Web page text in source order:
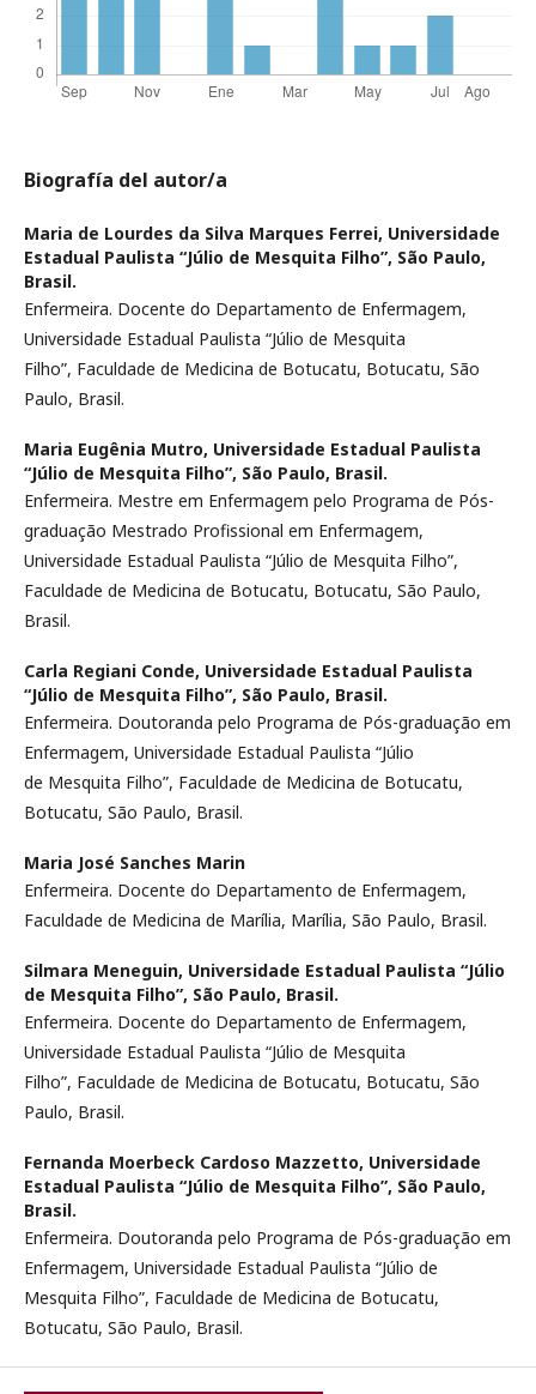
Biografía del autor/a
Maria de Lourdes da Silva Marques Ferrei, Universidade
Estadual Paulista “Júlio de Mesquita Filho”, São Paulo,
Brasil.
Enfermeira. Docente do Departamento de Enfermagem,
Universidade Estadual Paulista “Júlio de Mesquita
Filho”, Faculdade de Medicina de Botucatu, Botucatu, São
Paulo, Brasil.
Maria Eugênia Mutro, Universidade Estadual Paulista
“Júlio de Mesquita Filho”, São Paulo, Brasil.
Enfermeira. Mestre em Enfermagem pelo Programa de Pós-
graduação Mestrado Profissional em Enfermagem,
Universidade Estadual Paulista “Júlio de Mesquita Filho”,
Faculdade de Medicina de Botucatu, Botucatu, São Paulo,
Brasil.
Carla Regiani Conde, Universidade Estadual Paulista
“Júlio de Mesquita Filho”, São Paulo, Brasil.
Enfermeira. Doutoranda pelo Programa de Pós-graduação em
Enfermagem, Universidade Estadual Paulista “Júlio
de Mesquita Filho”, Faculdade de Medicina de Botucatu,
Botucatu, São Paulo, Brasil.
Maria José Sanches Marin
Enfermeira. Docente do Departamento de Enfermagem,
Faculdade de Medicina de Marília, Marília, São Paulo, Brasil.
Silmara Meneguin, Universidade Estadual Paulista “Júlio
de Mesquita Filho”, São Paulo, Brasil.
Enfermeira. Docente do Departamento de Enfermagem,
Universidade Estadual Paulista “Júlio de Mesquita
Filho”, Faculdade de Medicina de Botucatu, Botucatu, São
Paulo, Brasil.
Fernanda Moerbeck Cardoso Mazzetto, Universidade
Estadual Paulista “Júlio de Mesquita Filho”, São Paulo,
Brasil.
Enfermeira. Doutoranda pelo Programa de Pós-graduação em
Enfermagem, Universidade Estadual Paulista “Júlio de
Mesquita Filho”, Faculdade de Medicina de Botucatu,
Botucatu, São Paulo, Brasil.